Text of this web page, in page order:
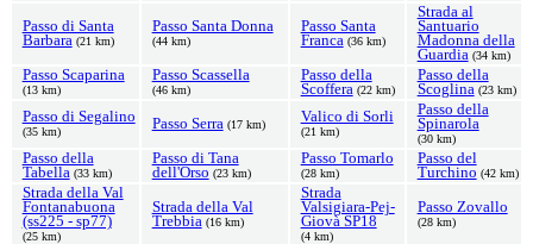
Passo di Santa
Barbara (21 km)
Passo Santa Donna
(44 km)
Passo Santa
Franca (36 km)
Strada al
Santuario
Madonna della
Guardia (34 km)
Passo Scaparina
(13 km)
Passo Scassella
(46 km)
Passo della
Scoffera (22 km)
Passo della
Scoglina (23 km)
Passo di Segalino
(35 km) Passo Serra (17 km) Valico di Sorli
(21 km)
Passo della
Spinarola
(30 km)
Passo della
Tabella (33 km)
Passo di Tana
dell'Orso (23 km)
Passo Tomarlo
(28 km)
Passo del
Turchino (42 km)
Strada della Val
Fontanabuona
(ss225 - sp77)
(25 km)
Strada della Val
Trebbia (16 km)
Strada
Valsigiara-Pej-
Giovà SP18
(4 km)
Passo Zovallo
(28 km)